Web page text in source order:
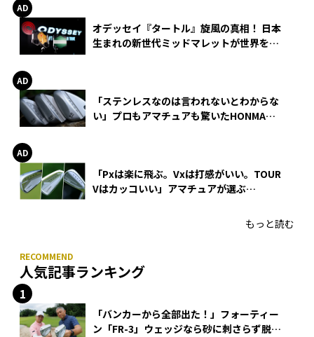
オデッセイ『タートル』旋風の真相！ 日本
生まれの新世代ミッドマレットが世界を席
「ステンレスなのは言われないとわからな
い」プロもアマチュアも驚いたHONMA
「Pxは楽に飛ぶ。Vxは打感がいい。TOUR
Vはカッコいい」アマチュアが選ぶ
もっと読む
人気記事ランキング
「バンカーから全部出た！」フォーティー
ン「FR-3」ウェッジなら砂に刺さらず脱出